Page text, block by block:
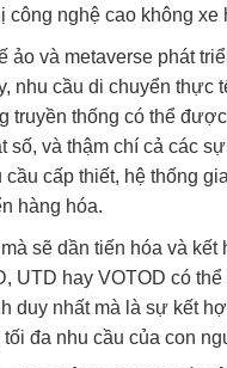
công nghệ cao không
ảo và metaverse phát
nhu cầu di chuyển
truyền thống có thể
số, và thậm chí cả các
cấp thiết, hệ thống
hàng hóa.
sẽ dần tiến hóa và
UTD hay VOTOD có
duy nhất mà là sự kết
đa nhu cầu của con